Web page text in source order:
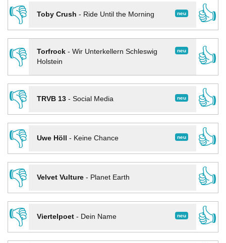
👎
neu
Toby Crush - Ride Until the Morning
👍
👎
neu
Torfrock- Wir Unterkellern Schleswig
Holstein
👍
👎
neu
TRVB 13- Social Media
👍
👎
neu
Uwe Höll - Keine Chance
👍
👎
Velvet Vulture- Planet Earth
👍
👎
neu
Viertelpoet- Dein Name
👍